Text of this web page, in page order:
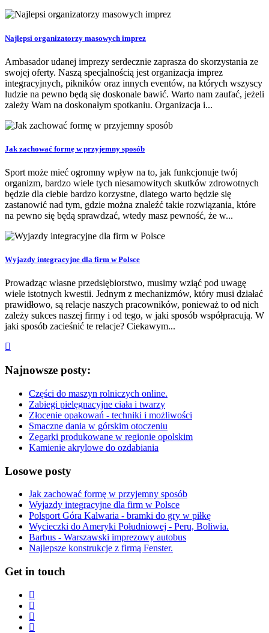
Najlepsi organizatorzy masowych imprez
Ambasador udanej imprezy serdecznie zaprasza do skorzystania ze
swojej oferty. Naszą specjalnością jest organizacja imprez
integracyjnych, pikników oraz innych eventów, na których wszyscy
ludzie na pewno będą się doskonale bawić. Warto nam zaufać, jeżeli
zależy Wam na doskonałym spotkaniu. Organizacja i...
Jak zachować formę w przyjemny sposób
Sport może mieć ogromny wpływ na to, jak funkcjonuje twój
organizm, bardzo wiele tych niesamowitych skutków zdrowotnych
będzie dla ciebie bardzo korzystne, dlatego warto będzie się
zastanowić nad tym, gdzie można znaleźć takie rozwiązania, które
na pewno się będą sprawdzać, wtedy masz pewność, że w...
Wyjazdy integracyjne dla firm w Polsce
Prowadząc własne przedsiębiorstwo, musimy wziąć pod uwagę
wiele istotnych kwestii. Jednym z mechanizmów, który musi działać
prawidłowo, są relacje naszych pracowników, ponieważ to od nich
zależy sukces naszej firmy i od tego, w jaki sposób współpracują. W
jaki sposób zacieśnić te relacje? Ciekawym...
Najnowsze posty:
Części do maszyn rolniczych online.
Zabiegi pielęgnacyjne ciała i twarzy
Złocenie opakowań - techniki i możliwości
Smaczne dania w górskim otoczeniu
Zegarki produkowane w regionie opolskim
Kamienie akrylowe do ozdabiania
Losowe posty
Jak zachować formę w przyjemny sposób
Wyjazdy integracyjne dla firm w Polsce
Polsport Góra Kalwaria - bramki do gry w piłkę
Wycieczki do Ameryki Południowej - Peru, Boliwia.
Barbus - Warszawski imprezowy autobus
Najlepsze konstrukcje z firmą Fenster.
Get in touch